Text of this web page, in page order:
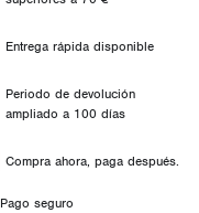
Entrega rápida disponible
Periodo de devolución
ampliado a 100 días
Compra ahora, paga después.
Pago seguro